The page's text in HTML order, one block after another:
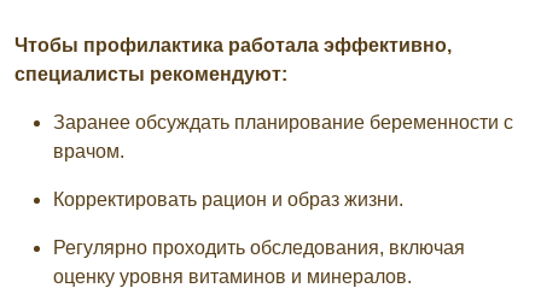
Чтобы профилактика работала эффективно,
специалисты рекомендуют:
Заранее обсуждать планирование беременности с
врачом.
Корректировать рацион и образ жизни.
Регулярно проходить обследования, включая
оценку уровня витаминов и минералов.